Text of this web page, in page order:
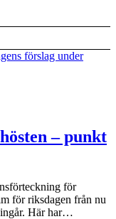
– punkt
för
för riksdagen från nu
Här har…